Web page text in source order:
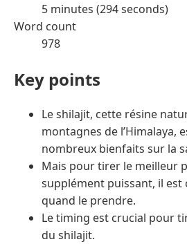
5 minutes (294 seconds)
Word count
978
Key points
Le shilajit, cette résine
montagnes de l’Himalaya,
nombreux bienfaits sur la
Mais pour tirer le meilleur
supplément puissant, il est
quand le prendre.
Le timing est crucial pour
du shilajit.